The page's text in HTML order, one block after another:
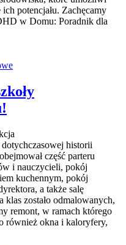
potencjału. Zachęcamy
w Domu: Poradnik dla
historii
część parteru
i nauczycieli, pokój
kuchennym, pokój
a także salę
zostało odmalowanych,
remont, w ramach którego
również okna i kaloryfery,